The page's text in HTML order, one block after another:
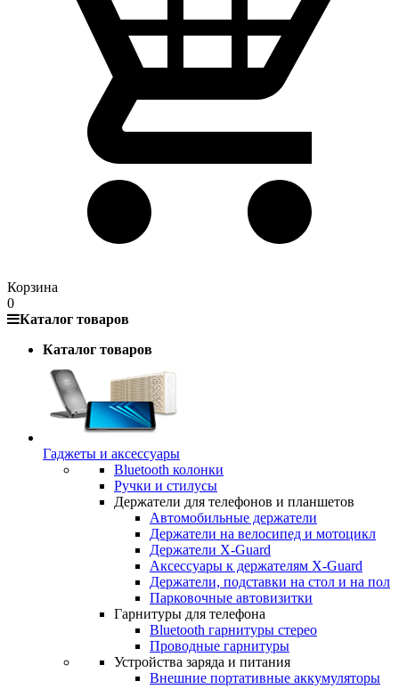
Корзина
0
Каталог товаров
Каталог товаров
Гаджеты и аксессуары
Bluetooth колонки
Ручки и стилусы
Держатели для телефонов и планшетов
Автомобильные держатели
Держатели на велосипед и мотоцикл
Держатели X-Guard
Аксессуары к держателям X-Guard
Держатели, подставки на стол и на пол
Парковочные автовизитки
Гарнитуры для телефона
Bluetooth гарнитуры стерео
Проводные гарнитуры
Устройства заряда и питания
Внешние портативные аккумуляторы